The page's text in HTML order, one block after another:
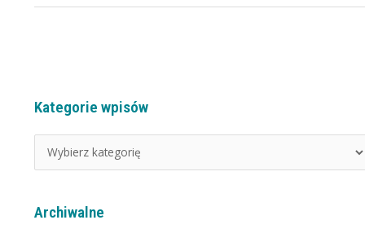
Kategorie wpisów
K
e
o
Archiwalne